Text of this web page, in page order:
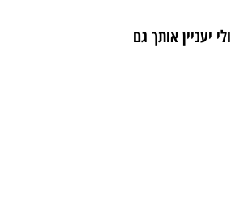
יעניין אותך גם